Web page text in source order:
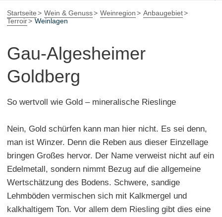
Startseite Wein & Genuss Weinregion
Anbaugebiet
Terroir
Weinlagen
Gau-Algesheimer
Goldberg
So wertvoll wie Gold – mineralische Rieslinge
Nein, Gold schürfen kann man hier nicht. Es sei denn,
man ist Winzer. Denn die Reben aus dieser Einzellage
bringen Großes hervor. Der Name verweist nicht auf ein
Edelmetall, sondern nimmt Bezug auf die allgemeine
Wertschätzung des Bodens. Schwere, sandige
Lehmböden vermischen sich mit Kalkmergel und
kalkhaltigem Ton. Vor allem dem Riesling gibt dies eine